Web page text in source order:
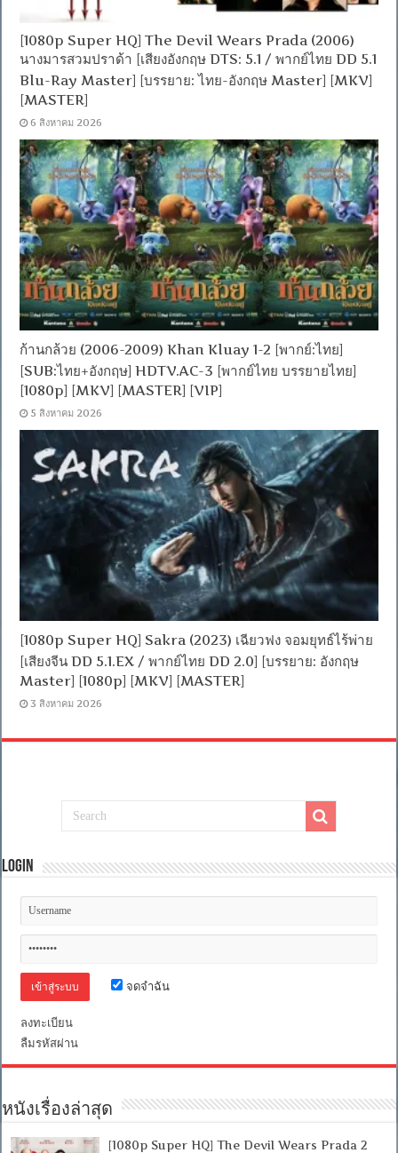
[1080p Super HQ] The Devil Wears Prada (2006)
นางมารสวมปราด้า [เสียงอังกฤษ DTS: 5.1 / พากย์ไทย DD 5.1
Blu-Ray Master] [บรรยาย: ไทย-อังกฤษ Master] [MKV]
[MASTER]
6 สิงหาคม 2026
ก้านกล้วย (2006-2009) Khan Kluay 1-2 [พากย์:ไทย]
[SUB:ไทย+อังกฤษ] HDTV.AC-3 [พากย์ไทย บรรยายไทย]
[1080p] [MKV] [MASTER] [VIP]
5 สิงหาคม 2026
[1080p Super HQ] Sakra (2023) เฉียวฟง จอมยุทธ์ไร้พ่าย
[เสียงจีน DD 5.1.EX / พากย์ไทย DD 2.0] [บรรยาย: อังกฤษ
Master] [1080p] [MKV] [MASTER]
3 สิงหาคม 2026
Login
จดจำฉัน
ลงทะเบียน
ลืมรหัสผ่าน
หนังเรื่องล่าสุด
[1080p Super HQ] The Devil Wears Prada 2